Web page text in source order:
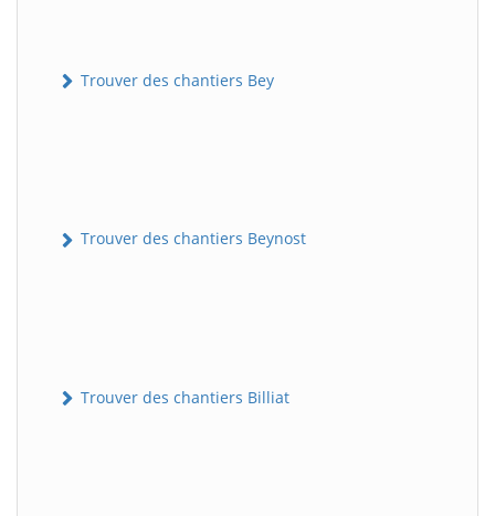
Trouver des chantiers Bey
Trouver des chantiers Beynost
Trouver des chantiers Billiat